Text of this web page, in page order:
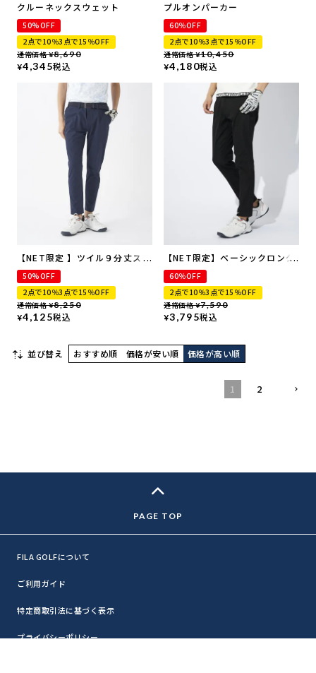
クルーネックスウェット
50%OFF
2点で10％3点で15％OFF
通常価格 ¥8,690
¥4,345税込
プルオンパーカー
60％OFF
2点で10％3点で15％OFF
通常価格 ¥10,450
¥4,180税込
【NET限定 】ツイル９分丈スト
レートパンツ | 吸汗速乾・UVカ
ット・ストレッチ
50%OFF
2点で10％3点で15％OFF
通常価格 ¥8,250
¥4,125税込
【NET限定】ベーシックロング
パンツ
60％OFF
2点で10％3点で15％OFF
通常価格 ¥7,590
¥3,795税込
並び替え おすすめ順 価格が安い順 価格が高い順
1 2
FILA GOLFについて
ご利用ガイド
特定商取引法に基づく表示
プライバシーポリシー